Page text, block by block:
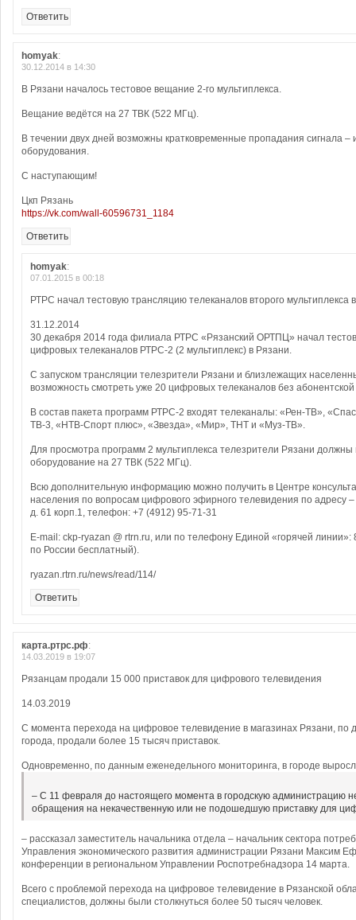
Ответить
homyak:
30.12.2014 в 14:30
В Рязани началось тестовое вещание 2-го мультиплекса.
Вещание ведётся на 27 ТВК (522 МГц).
В течении двух дней возможны кратковременные пропадания сигнала –
оборудования.
С наступающим!
Цкп Рязань
https://vk.com/wall-60596731_1184
Ответить
homyak:
07.01.2015 в 00:18
РТРС начал тестовую трансляцию телеканалов второго мультиплекса
31.12.2014
30 декабря 2014 года филиала РТРС «Рязанский ОРТПЦ» начал
цифровых телеканалов РТРС-2 (2 мультиплекс) в Рязани.
С запуском трансляции телезрители Рязани и близлежащих
возможность смотреть уже 20 цифровых телеканалов без
В состав пакета программ РТРС-2 входят телеканалы: «Рен-ТВ»,
ТВ-3, «НТВ-Спорт плюс», «Звезда», «Мир», ТНТ и «Муз-ТВ».
Для просмотра программ 2 мультиплекса телезрители Рязани
оборудование на 27 ТВК (522 МГц).
Всю дополнительную информацию можно получить в Центре
населения по вопросам цифрового эфирного телевидения по адресу –
д. 61 корп.1, телефон: +7 (4912) 95-71-31
Е-mail: ckp-ryazan @ rtrn.ru, или по телефону Единой «горячей линии»:
по России бесплатный).
ryazan.rtrn.ru/news/read/114/
Ответить
карта.ртрс.рф:
14.03.2019 в 19:07
Рязанцам продали 15 000 приставок для цифрового телевидения
14.03.2019
С момента перехода на цифровое телевидение в магазинах Рязани, по
города, продали более 15 тысяч приставок.
Одновременно, по данным еженедельного мониторинга, в городе
– С 11 февраля до настоящего момента в городскую администрацию
обращения на некачественную или не подошедшую приставку для
– рассказал заместитель начальника отдела – начальник сектора
Управления экономического развития администрации Рязани Максим
конференции в региональном Управлении Роспотребнадзора 14 марта.
Всего с проблемой перехода на цифровое телевидение в Рязанской
специалистов, должны были столкнуться более 50 тысяч человек.